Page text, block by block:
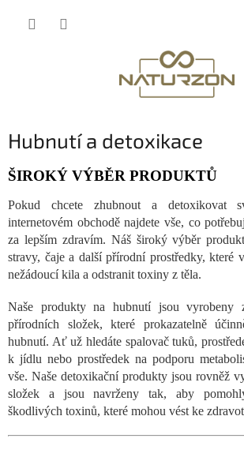
Hubnutí a detoxikace
ŠIROKÝ VÝBĚR PRODUKTŮ
Pokud chcete zhubnout a detoxikovat
internetovém obchodě najdete vše, co
za lepším zdravím. Náš široký výběr
stravy, čaje a další přírodní prostředky, které
nežádoucí kila a odstranit toxiny z těla.
Naše produkty na hubnutí jsou vyrobeny
přírodních složek, které prokazatelně
hubnutí. Ať už hledáte spalovač tuků,
k jídlu nebo prostředek na podporu
vše. Naše detoxikační produkty jsou rovněž
složek a jsou navrženy tak, aby
škodlivých toxinů, které mohou vést ke